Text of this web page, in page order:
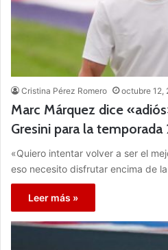
Cristina Pérez Romero octubre 12,
Marc Márquez dice
Gresini para la
«Quiero intentar volver a ser el
eso necesito disfrutar encima de
Leer más »